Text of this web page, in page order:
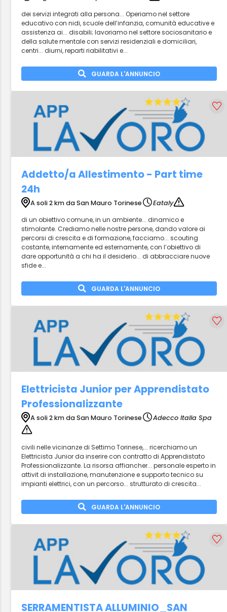
dei servizi integrati alla persona... Operiamo nel settore
educativo con nidi, scuole dell’infanzia, comunità educative e
assistenza ai... disabili; lavoriamo nel settore sociosanitario e
della salute mentale con servizi residenziali e domiciliari,
centri... diurni, reparti riabilitativi e...
GUARDA L'ANNUNCIO
Addetto/a Allestimento - Part time
24h
A soli 2 km da San Mauro Torinese
Eataly
di un obiettivo comune, in un ambiente... dinamico e
stimolante. Crediamo nelle nostre persone, dando valore ai
percorsi di crescita e di formazione, facciamo... scouting
costante, internamente ed esternamente, con l’obiettivo di
dare opportunità a chi ha il desiderio... di abbracciare nuove
sfide e...
GUARDA L'ANNUNCIO
Elettricista Junior per Apprendistato
Professionalizzante
A soli 2 km da San Mauro Torinese Adecco Italia Spa
civili nelle vicinanze di Settimo Torinese,... ricerchiamo un
Elettricista Junior da inserire con contratto di Apprendistato
Professionalizzante. La risorsa affiancher... personale esperto in
attivit di installazione, manutenzione e supporto tecnico su
impianti elettrici, con un percorso... strutturato di crescita...
GUARDA L'ANNUNCIO
SERRAMENTISTA ALLUMINIO_SAN